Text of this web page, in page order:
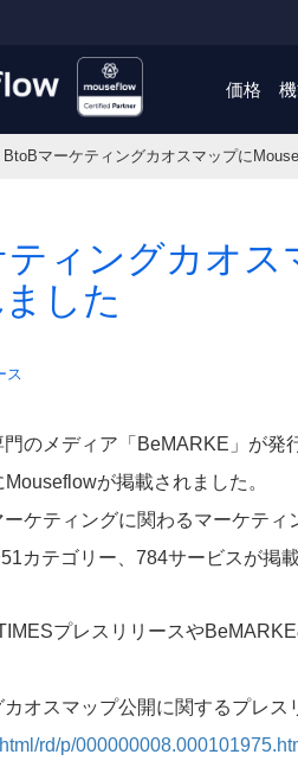
価格
BtoBマーケティングカオスマップに
ティングカオ
した
ス
のメディア「BeMARKE」が発
が掲載されました。
ケティングに関わるマーケテ
カテゴリー、784サービスが掲
プレスリリースや
オスマップ公開に関するプレス
rd/p/